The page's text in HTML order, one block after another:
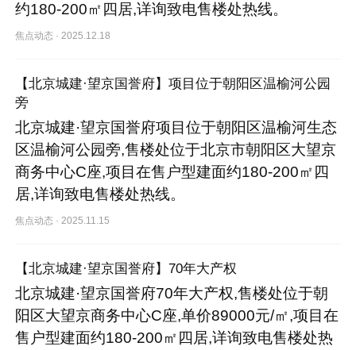
约180-200㎡四居,详询致电售楼处热线。
焦点动态 ·2025.12.18
【北京城建·望京国誉府】项目位于朝阳区温榆河公园
旁
北京城建·望京国誉府项目位于朝阳区温榆河生态
区温榆河公园旁,售楼处位于北京市朝阳区大望京
商务中心C座,项目在售户型建面约180-200㎡四
居,详询致电售楼处热线。
焦点动态 ·2025.11.15
【北京城建·望京国誉府】70年大产权
北京城建·望京国誉府70年大产权,售楼处位于朝
阳区大望京商务中心C座,单价89000元/㎡,项目在
售户型建面约180-200㎡四居,详询致电售楼处热